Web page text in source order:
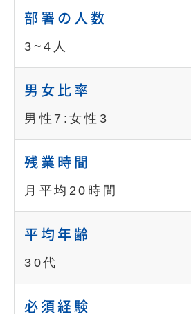
部署の人数
3~4人
男女比率
男性7:女性3
残業時間
月平均20時間
平均年齢
30代
必須経験